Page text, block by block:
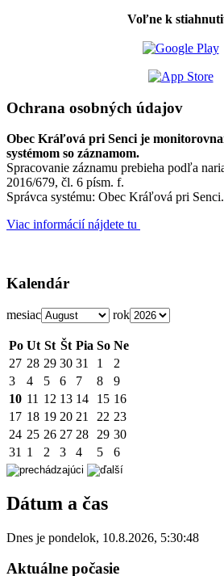
Voľne k
Ochrana osobných údajov
Obec Kráľová pri Senci je
systémom so záznamom.
Spracovanie záznamu prebieha podľa
2016/679, čl. 6 písm. f.
Správca systému: Obec Kráľová pri Senci.
Viac informácií nájdete tu
Kalendár
mesiac rok
Po Ut St Št Pia So Ne
27 28 29 30 31 1
2
3
4 5 6 7 8
9
10 11 12 13 14 15 16
17 18 19 20 21 22 23
24 25 26 27 28 29 30
31 1 2 3 4 5 6
Dátum a čas
Dnes je pondelok, 10.8.2026, 5:30:48
Aktuálne počasie